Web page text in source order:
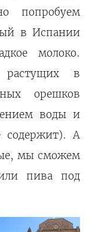
попробуем
в Испании
молоко.
растущих в
орешков
воды и
содержит). А
мы сможем
пива под